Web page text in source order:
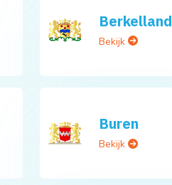
Berkelland
Bekijk
Buren
Bekijk